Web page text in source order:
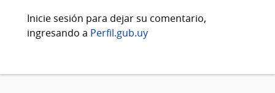
Inicie sesión para dejar su comentario,
ingresando a Perfil.gub.uy